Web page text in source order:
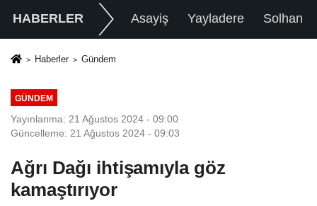
HABERLER Asayiş Yayladere Solhan
Haberler Gündem
GÜNDEM
Yayınlanma: 21 Ağustos 2024 - 09:00
Güncelleme: 21 Ağustos 2024 - 09:03
Ağrı Dağı ihtişamıyla göz
kamaştırıyor